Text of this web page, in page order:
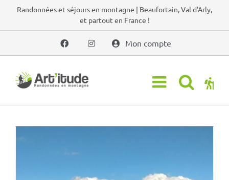
PasserRandonnées et séjours en montagne | Beaufortain, Val d'Arly,
et partout en France !
Mon compte